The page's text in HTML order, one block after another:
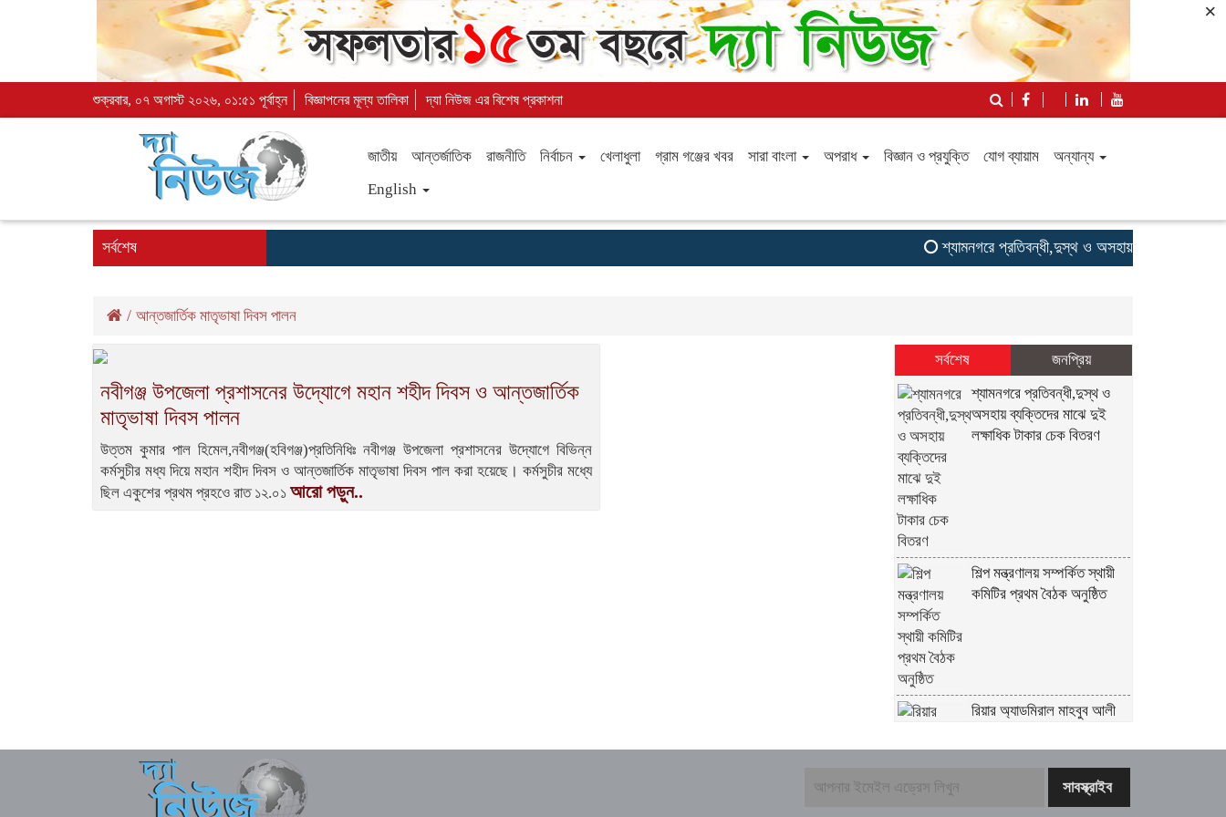
×
শুক্রবার, ০৭ অগাস্ট ২০২৬, ০১:৫১ পূর্বাহ্ন বিজ্ঞাপনের মূল্য তালিকা দ্যা নিউজ এর বিশেষ প্রকাশনা
জাতীয় আন্তর্জাতিক রাজনীতি নির্বাচন খেলাধুলা গ্রাম গঞ্জের খবর সারা বাংলা অপরাধ বিজ্ঞান ও প্রযুক্তি যোগ ব্যায়াম
অন্যান্য
English
সর্বশেষ শ্যামনগরে প্রতিবন্ধী,দুস্থ ও অসহায় ব্যক্তিদের মাঝে দুই
/ আন্তজার্তিক মাতৃভাষা দিবস পালন
নবীগঞ্জ উপজেলা প্রশাসনের উদ্যোগে মহান শহীদ দিবস ও আন্তজার্তিক
মাতৃভাষা দিবস পালন
উত্তম কুমার পাল হিমেল,নবীগঞ্জ(হবিগঞ্জ)প্রতিনিধিঃ নবীগঞ্জ উপজেলা প্রশাসনের উদ্যোগে বিভিন্ন
কর্মসুচীর মধ্য দিয়ে মহান শহীদ দিবস ও আন্তজার্তিক মাতৃভাষা দিবস পাল করা হয়েছে। কর্মসুচীর মধ্যে
ছিল একুশের প্রথম প্রহওে রাত ১২.০১ আরো পড়ুন..
সর্বশেষ
জনপ্রিয়
শ্যামনগরে প্রতিবন্ধী,দুস্থ ও
অসহায় ব্যক্তিদের মাঝে দুই
লক্ষাধিক টাকার চেক বিতরণ
শিল্প মন্ত্রণালয় সম্পর্কিত স্থায়ী
কমিটির প্রথম বৈঠক অনুষ্ঠিত
রিয়ার অ্যাডমিরাল মাহবুব আলী
অনুষ্ঠিত